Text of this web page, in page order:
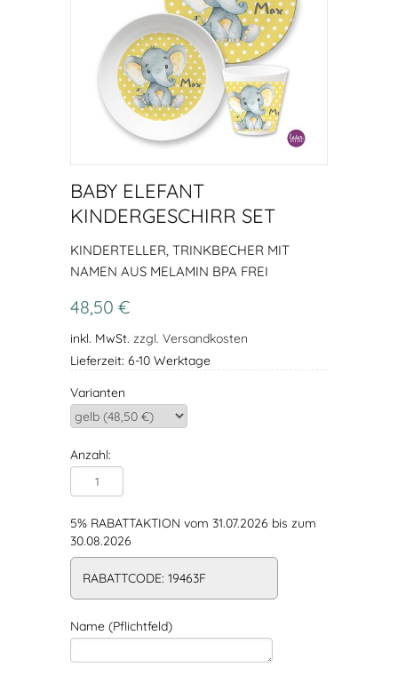
BABY ELEFANT
KINDERGESCHIRR SET
KINDERTELLER, TRINKBECHER MIT
NAMEN AUS MELAMIN BPA FREI
48,50 €
inkl. MwSt. zzgl. Versandkosten
Lieferzeit: 6-10 Werktage
Varianten
Anzahl:
5% RABATTAKTION vom 31.07.2026 bis zum
30.08.2026
RABATTCODE: 19463F
Name (Pflichtfeld)